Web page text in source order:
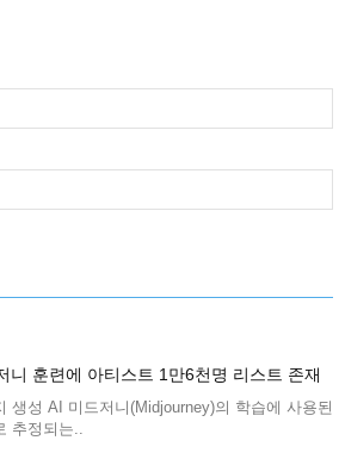
니 훈련에 아티스트 1만6천명 리스트 존재
생성 AI 미드저니(Midjourney)의 학습에 사용된
추정되는..